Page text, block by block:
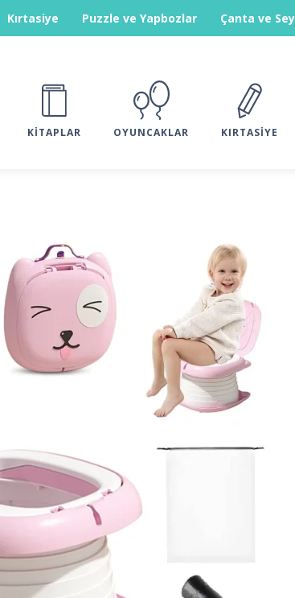
Kırtasiye Puzzle ve Yapbozlar Çanta ve
KITAPLAR OYUNCAKLAR KIRTASIYE